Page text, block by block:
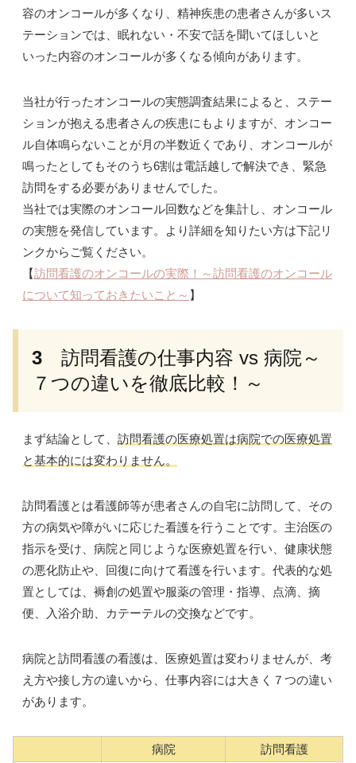
容のオンコールが多くなり、精神疾患の患者さんが多いス
テーションでは、眠れない・不安で話を聞いてほしいと
いった内容のオンコールが多くなる傾向があります。
当社が行ったオンコールの実態調査結果によると、ステー
ションが抱える患者さんの疾患にもよりますが、オンコー
ル自体鳴らないことが月の半数近くであり、オンコールが
鳴ったとしてもそのうち6割は電話越しで解決でき、緊急
訪問をする必要がありませんでした。
当社では実際のオンコール回数などを集計し、オンコール
の実態を発信しています。より詳細を知りたい方は下記リ
ンクからご覧ください。
【訪問看護のオンコールの実際！～訪問看護のオンコール
について知っておきたいこと～ 】
3 訪問看護の仕事内容 vs 病院～
７つの違いを徹底比較！～
まず結論として、 訪問看護の医療処置は病院での医療処置
と基本的には変わりません。
訪問看護とは看護師等が患者さんの自宅に訪問して、その
方の病気や障がいに応じた看護を行うことです。主治医の
指示を受け、病院と同じような医療処置を行い、健康状態
の悪化防止や、回復に向けて看護を行います。 代表的な処
置としては、褥創の処置や服薬の管理・指導、点滴、摘
便、入浴介助、カテーテルの交換などです。
病院と訪問看護の看護は、医療処置は変わりませんが、考
え方や接し方の違いから、仕事内容には大きく７つの違い
があります。
病院
訪問看護